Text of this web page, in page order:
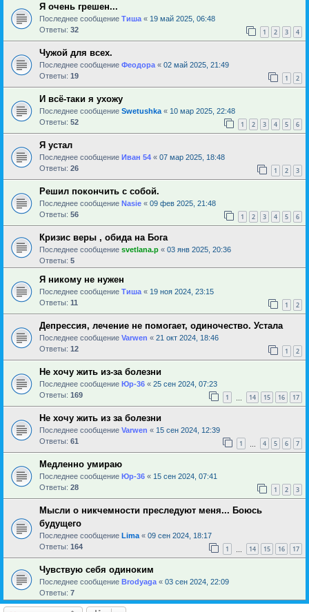
Я очень грешен...
Последнее сообщение Тиша « 19 май 2025, 06:48
Ответы: 32 1 2 3 4
Чужой для всех.
Последнее сообщение Феодора « 02 май 2025, 21:49
Ответы: 19 1 2
И всё-таки я ухожу
Последнее сообщение Swetushka « 10 мар 2025, 22:48
Ответы: 52 1 2 3 4 5 6
Я устал
Последнее сообщение Иван 54 « 07 мар 2025, 18:48
Ответы: 26 1 2 3
Решил покончить с собой.
Последнее сообщение Nasie « 09 фев 2025, 21:48
Ответы: 56 1 2 3 4 5 6
Кризис веры , обида на Бога
Последнее сообщение svetlana.p « 03 янв 2025, 20:36
Ответы: 5
Я никому не нужен
Последнее сообщение Тиша « 19 ноя 2024, 23:15
Ответы: 11 1 2
Депрессия, лечение не помогает, одиночество. Устала
Последнее сообщение Varwen « 21 окт 2024, 18:46
Ответы: 12 1 2
Не хочу жить из-за болезни
Последнее сообщение Юр-36 « 25 сен 2024, 07:23
Ответы: 169 1 14 15 16 17
Не хочу жить из за болезни
Последнее сообщение Varwen « 15 сен 2024, 12:39
Ответы: 61 1 4 5 6 7
Медленно умираю
Последнее сообщение Юр-36 « 15 сен 2024, 07:41
Ответы: 28 1 2 3
Мысли о никчемности преследуют меня... Боюсь
будущего
Последнее сообщение Lima « 09 сен 2024, 18:17
Ответы: 164 1 14 15 16 17
Чувствую себя одиноким
Последнее сообщение Brodyaga « 03 сен 2024, 22:09
Ответы: 7